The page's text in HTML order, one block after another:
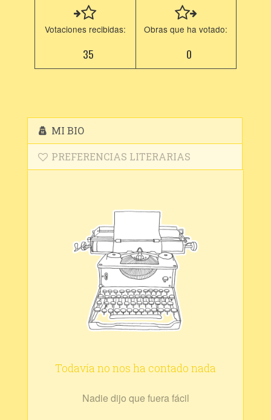
Votaciones recibidas:
35
Obras que ha votado:
0
MI BIO
PREFERENCIAS LITERARIAS
Todavía no nos ha contado nada
Nadie dijo que fuera fácil